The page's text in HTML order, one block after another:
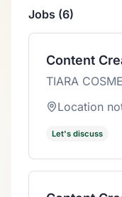
Jobs (6)
Content
TIARA
Location
Let's discuss